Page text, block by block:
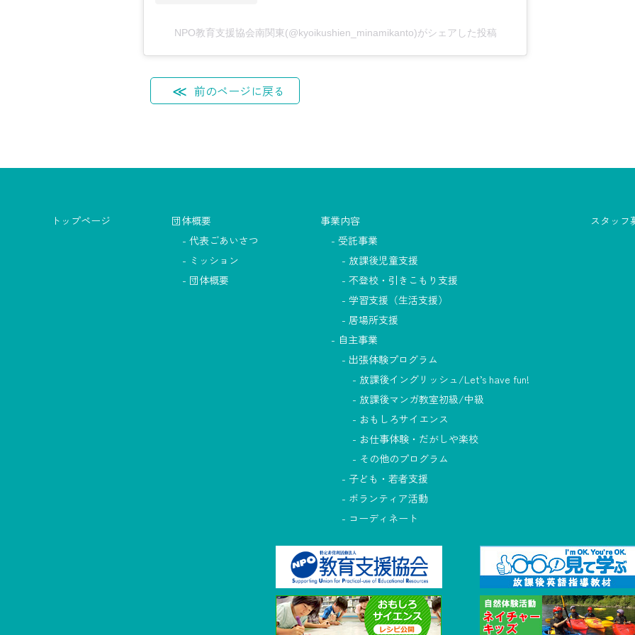
NPO教育支援協会南関東(@kyoikushien_minamikanto)がシェアした投稿
前のページに戻る
トップページ
団体概要
代表ごあいさつ
ミッション
団体概要
事業内容
受託事業
放課後児童支援
不登校・引きこもり支援
学習支援（生活支援）
居場所支援
自主事業
出張体験プログラム
放課後イングリッシュ/Let’s have fun!
放課後マンガ教室初級/中級
おもしろサイエンス
お仕事体験・だがしや楽校
その他のプログラム
子ども・若者支援
ボランティア活動
コーディネート
スタッフ